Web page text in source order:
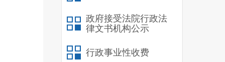
政府接受法院行政法
律文书机构公示
行政事业性收费